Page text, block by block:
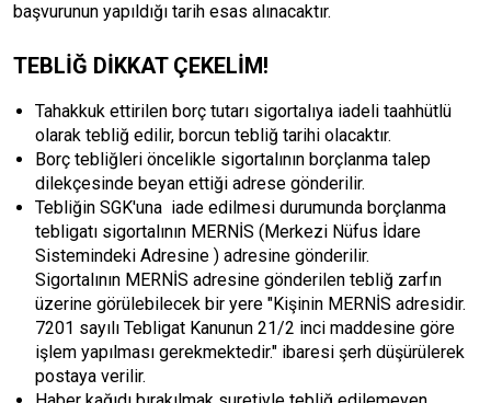
başvurunun yapıldığı tarih esas alınacaktır.
TEBLİĞ DİKKAT ÇEKELİM!
Tahakkuk ettirilen borç tutarı sigortalıya iadeli taahhütlü
olarak tebliğ edilir, borcun tebliğ tarihi olacaktır.
Borç tebliğleri öncelikle sigortalının borçlanma talep
dilekçesinde beyan ettiği adrese gönderilir.
Tebliğin SGK'una iade edilmesi durumunda borçlanma
tebligatı sigortalının MERNİS (Merkezi Nüfus İdare
Sistemindeki Adresine ) adresine gönderilir.
Sigortalının MERNİS adresine gönderilen tebliğ zarfın
üzerine görülebilecek bir yere "Kişinin MERNİS adresidir.
7201 sayılı Tebligat Kanunun 21/2 inci maddesine göre
işlem yapılması gerekmektedir." ibaresi şerh düşürülerek
postaya verilir.